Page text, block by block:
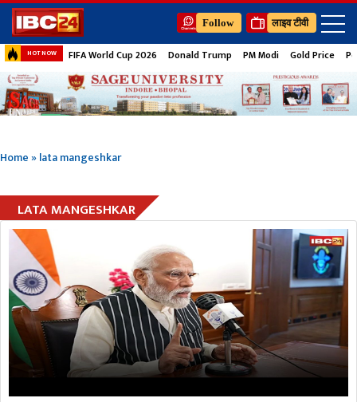
Follow लाइव टीवी
HOT NOW FIFA World Cup 2026 Donald Trump PM Modi Gold Price
Home»lata mangeshkar
LATA MANGESHKAR